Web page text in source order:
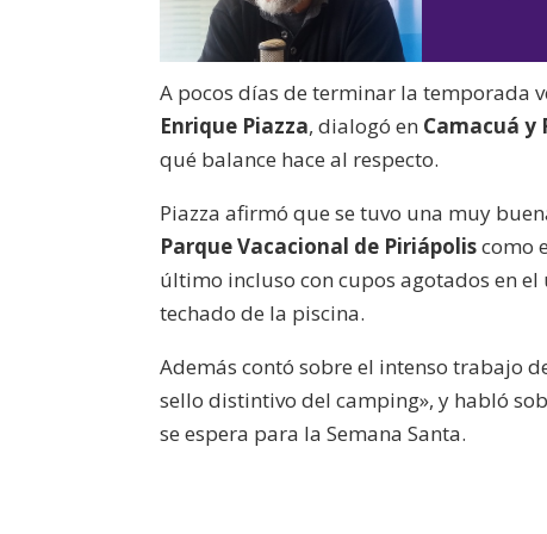
A pocos días de terminar la temporada
Enrique Piazza, dialogó en Camacuá y
qué balance hace al respecto.
Piazza afirmó que se tuvo una muy
Parque Vacacional de Piriápoliscomo
último incluso con cupos agotados en
techado de la piscina.
Además contó sobre el intenso trabajo
sello distintivo del camping», y habló
se espera para la Semana Santa.